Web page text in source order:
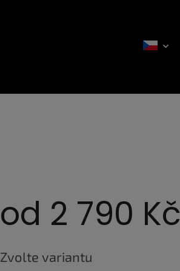
od 2 790 Kč
cena:
Zvolte variantu